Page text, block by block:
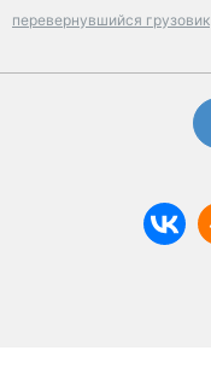
перевернувшийся грузовик